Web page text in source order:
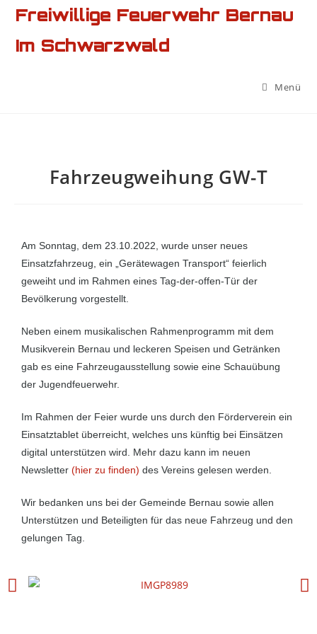
Freiwillige Feuerwehr Bernau
Im Schwarzwald
Menü
Fahrzeugweihung GW-T
Am Sonntag, dem 23.10.2022, wurde unser neues
Einsatzfahrzeug, ein „Gerätewagen Transport“ feierlich
geweiht und im Rahmen eines Tag-der-offen-Tür der
Bevölkerung vorgestellt.
Neben einem musikalischen Rahmenprogramm mit dem
Musikverein Bernau und leckeren Speisen und Getränken
gab es eine Fahrzeugausstellung sowie eine Schauübung
der Jugendfeuerwehr.
Im Rahmen der Feier wurde uns durch den Förderverein ein
Einsatztablet überreicht, welches uns künftig bei Einsätzen
digital unterstützen wird. Mehr dazu kann im neuen
Newsletter (hier zu finden) des Vereins gelesen werden.
Wir bedanken uns bei der Gemeinde Bernau sowie allen
Unterstützen und Beteiligten für das neue Fahrzeug und den
gelungen Tag.